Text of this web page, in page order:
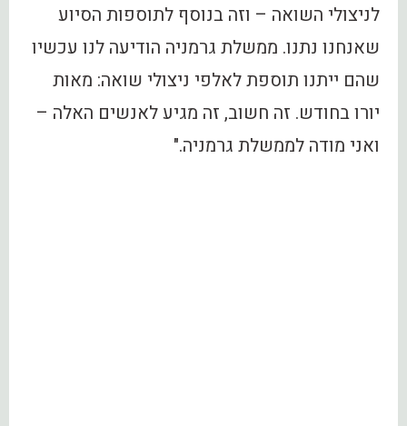
לניצולי השואה – וזה בנוסף לתוספות הסיוע
שאנחנו נתנו. ממשלת גרמניה הודיעה לנו עכשיו
שהם ייתנו תוספת לאלפי ניצולי שואה: מאות
יורו בחודש. זה חשוב, זה מגיע לאנשים האלה –
ואני מודה לממשלת גרמניה."